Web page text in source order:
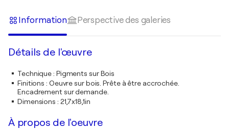
Information Perspective des galeries
Détails de l'œuvre
Technique: Pigments sur Bois
Finitions : Oeuvre sur bois. Prête à être accrochée.
Encadrement sur demande.
Dimensions : 21,7x18,1in
À propos de l'oeuvre